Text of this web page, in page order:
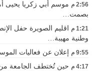
2:56 م
موسم أبي زكريا يحيى
بصمت…
1:21 م
اقليم الصويرة حفل
وطنية مهيبة…
9:55 م إعلان عن فعاليات
4:17 م
حين تُختطف الجامعة